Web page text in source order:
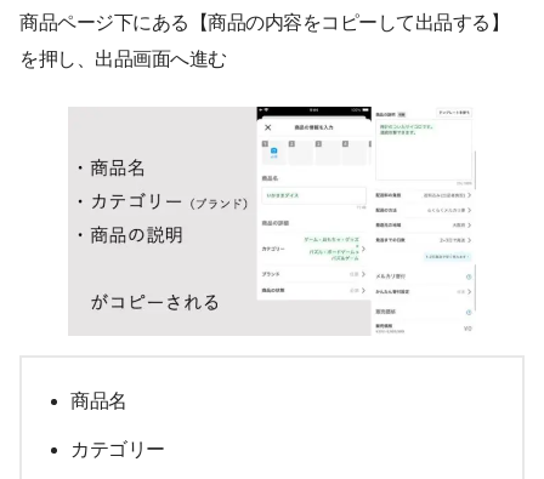
商品ページ下にある【商品の内容をコピーして出品する】
を押し、出品画面へ進む
商品名
カテゴリー